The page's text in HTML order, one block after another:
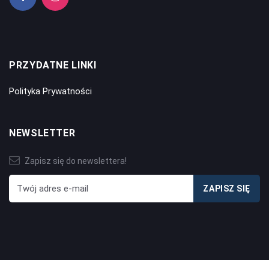
PRZYDATNE LINKI
Polityka Prywatności
NEWSLETTER
Zapisz się do newslettera!